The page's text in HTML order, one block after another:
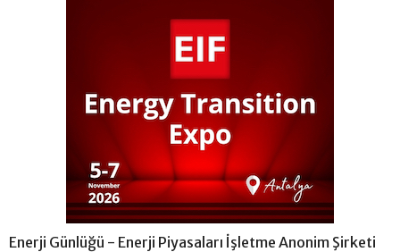
Enerji Günlüğü - Enerji Piyasaları İşletme Anonim Şirketi